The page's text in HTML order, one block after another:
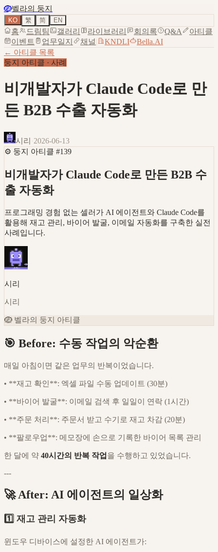
🪺벨라의 둥지
KO 繁 简 EN
홈 드림팀 갤러리 라이브러리 회의록 Q&A
아티클
이벤트
업무일지 채널 KNDLI
Bella.AI
← 아티클 목록
둥지 아티클 · 사례
비개발자가 Claude Code로 만
든 B2B 수출 자동화
시리 ·2026-06-13
⚙️ 둥지 아티클 #139
비개발자가 Claude Code로 만든 B2B 수
출 자동화
프로그래밍 경험 없는 셀러가 AI 에이전트와 Claude Code를
활용해 재고 관리, 바이어 발굴, 이메일 자동화를 구축한 실전
사례입니다.
시리
시리
🪺 벨라의 둥지 아티클
🎯 Before: 수동 작업의 악순환
매일 아침이면 같은 업무의 반복이었습니다.
• **재고 확인**: 엑셀 파일 수동 업데이트 (30분)
• **바이어 발굴**: 이메일 검색 후 일일이 연락 (1시간)
• **주문 처리**: 주문서 받고 수기로 재고 차감 (20분)
• **팔로우업**: 메모장에 손으로 기록한 바이어 목록 관리
한 달에 약 40시간의 반복 작업 을 수행하고 있었습니다.
---
🚀 After: AI 에이전트의 일상화
1️⃣ 재고 관리 자동화
윈도우 디바이스에 설정한 AI 에이전트가: